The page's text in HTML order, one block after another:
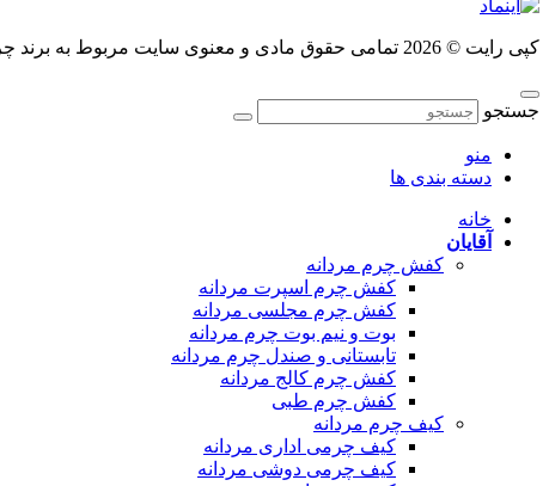
کپی رایت © 2026 تمامی حقوق مادی و معنوی سایت مربوط به برند چرم پاروپا می باشد.
جستجو
منو
دسته بندی ها
خانه
آقایان
کفش چرم مردانه
کفش چرم اسپرت مردانه
کفش چرم مجلسی مردانه
بوت و نیم بوت چرم مردانه
تابستانی و صندل چرم مردانه
کفش چرم کالج مردانه
کفش چرم طبی
کیف چرم مردانه
کیف چرمی اداری مردانه
کیف چرمی دوشی مردانه